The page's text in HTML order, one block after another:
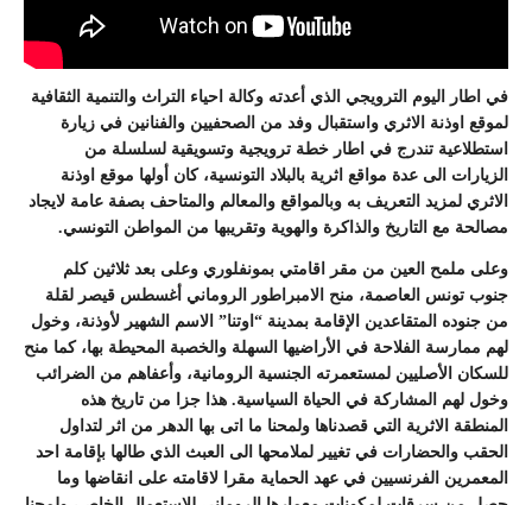
في اطار اليوم الترويجي الذي أعدته وكالة احياء التراث والتنمية الثقافية
لموقع اوذنة الاثري واستقبال وفد من الصحفيين والفنانين في زيارة
استطلاعية تندرج في اطار خطة ترويجية وتسويقية لسلسلة من
الزيارات الى عدة مواقع اثرية بالبلاد التونسية، كان أولها موقع اوذنة
الاثري لمزيد التعريف به وبالمواقع والمعالم والمتاحف بصفة عامة لايجاد
مصالحة مع التاريخ والذاكرة والهوية وتقريبها من المواطن التونسي.
وعلى ملمح العين من مقر اقامتي بمونفلوري وعلى بعد ثلاثين كلم
جنوب تونس العاصمة، منح الامبراطور الروماني أغسطس قيصر لقلة
من جنوده المتقاعدين الإقامة بمدينة “اوتنا” الاسم الشهير لأوذنة، وخول
لهم ممارسة الفلاحة في الأراضيها السهلة والخصبة المحيطة بها، كما منح
للسكان الأصليين لمستعمرته الجنسية الرومانية، وأعفاهم من الضرائب
وخول لهم المشاركة في الحياة السياسية. هذا جزا من تاريخ هذه
المنطقة الاثرية التي قصدناها ولمحنا ما اتى بها الدهر من اثر لتداول
الحقب والحضارات في تغيير لملامحها الى العبث الذي طالها بإقامة احد
المعمرين الفرنسيين في عهد الحماية مقرا لاقامته على انقاضها وما